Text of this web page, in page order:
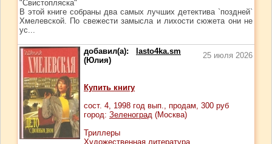
"Свистопляска"
В этой книге собраны два самых лучших детектива `поздней`
Хмелевской. По свежести замысла и лихости сюжета они не
ус...
добавил(а):
lasto4ka.sm
(Юлия)
25 июля 2026
Купить книгу
сост. 4, 1998 год вып., продам, 300 руб
город: Зеленоград (Москва)
Триллеры
Художественная литература